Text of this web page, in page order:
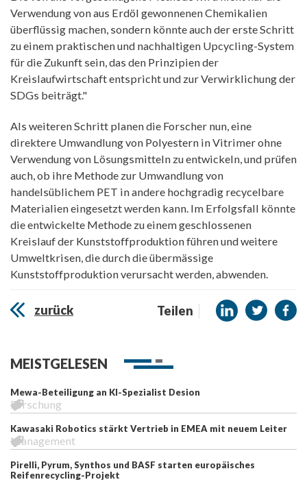
Verwendung von aus Erdöl gewonnenen Chemikalien
überflüssig machen, sondern könnte auch der erste Schritt
zu einem praktischen und nachhaltigen Upcycling-System
für die Zukunft sein, das den Prinzipien der
Kreislaufwirtschaft entspricht und zur Verwirklichung der
SDGs beiträgt."
Als weiteren Schritt planen die Forscher nun, eine
direktere Umwandlung von Polyestern in Vitrimer ohne
Verwendung von Lösungsmitteln zu entwickeln, und prüfen
auch, ob ihre Methode zur Umwandlung von
handelsüblichem PET in andere hochgradig recycelbare
Materialien eingesetzt werden kann. Im Erfolgsfall könnte
die entwickelte Methode zu einem geschlossenen
Kreislauf der Kunststoffproduktion führen und weitere
Umweltkrisen, die durch die übermässige
Kunststoffproduktion verursacht werden, abwenden.
zurück Teilen
MEISTGELESEN
Mewa-Beteiligung an KI-Spezialist Desion
Forschung
Kawasaki Robotics stärkt Vertrieb in EMEA mit neuem Leiter
Management
Pirelli, Pyrum, Synthos und BASF starten europäisches
Reifenrecycling-Projekt